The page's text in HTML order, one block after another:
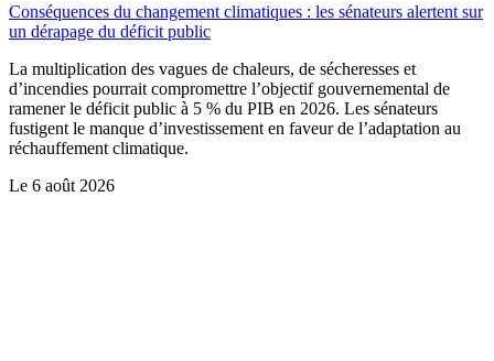
Conséquences du changement climatiques : les sénateurs alertent sur
un dérapage du déficit public
La multiplication des vagues de chaleurs, de sécheresses et
d’incendies pourrait compromettre l’objectif gouvernemental de
ramener le déficit public à 5 % du PIB en 2026. Les sénateurs
fustigent le manque d’investissement en faveur de l’adaptation au
réchauffement climatique.
Le 6 août 2026